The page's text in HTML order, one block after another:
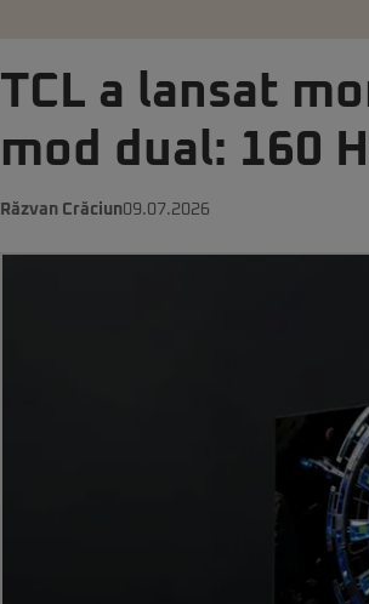
TCL a lansat
mod dual: 160
Răzvan Crăciun09.07.2026